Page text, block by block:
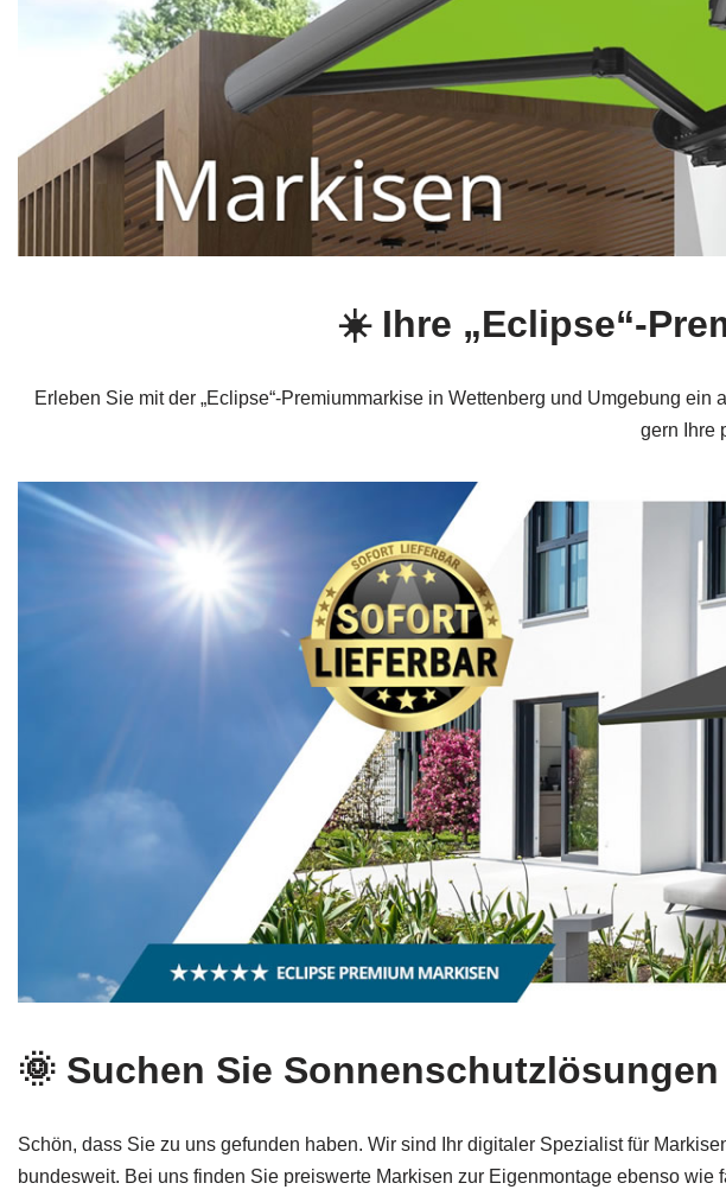
☀️ Ihre „Eclipse“-
Erleben Sie mit der „Eclipse“-Premiummarkise in Wettenberg und Umgebung
gern Ihre
🌞 Suchen Sie
Schön, dass Sie zu uns gefunden haben. Wir sind Ihr digitaler Spezialist für
bundesweit. Bei uns finden Sie preiswerte Markisen zur Eigenmontage ebenso